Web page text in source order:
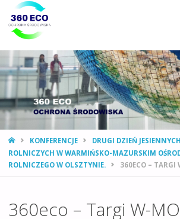
STRONA
GŁÓWNA
KONFERENCJE
DRUGI DZIEŃ
ROLNICZYCH W WARMIŃSKO-MAZURSKIM
ROLNICZEGO W OLSZTYNIE.
360ECO – TARGI
360eco – Targi W-